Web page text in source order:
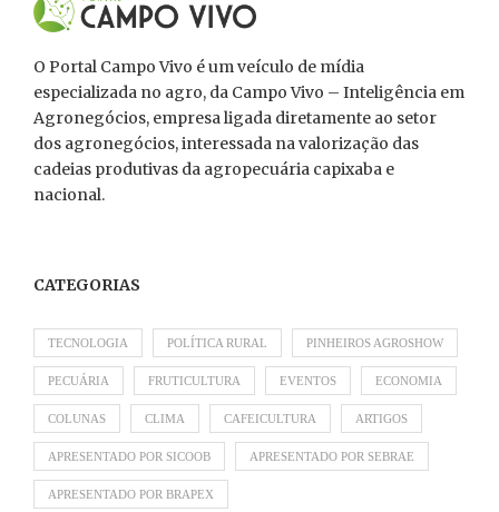
O Portal Campo Vivo é um veículo de mídia
especializada no agro, da Campo Vivo – Inteligência em
Agronegócios, empresa ligada diretamente ao setor
dos agronegócios, interessada na valorização das
cadeias produtivas da agropecuária capixaba e
nacional.
CATEGORIAS
TECNOLOGIA POLÍTICA RURAL PINHEIROS AGROSHOW
PECUÁRIA FRUTICULTURA EVENTOS ECONOMIA
COLUNAS CLIMA CAFEICULTURA ARTIGOS
APRESENTADO POR SICOOB APRESENTADO POR SEBRAE
APRESENTADO POR BRAPEX